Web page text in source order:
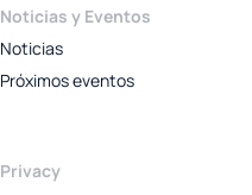
Noticias y Eventos
Noticias
Próximos eventos
Privacy